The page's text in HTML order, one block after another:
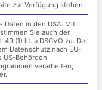
zur Verfügung stehen.
Daten in den USA. Mit
Sie auch der
(1) lit. a DSGVO zu. Der
Datenschutz nach EU-
US-Behörden
verarbeiten,